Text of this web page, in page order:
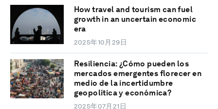
How travel and tourism can fuel
growth in an uncertain economic
era
2025年10月29日
Resiliencia: ¿Cómo pueden los
mercados emergentes florecer en
medio de la incertidumbre
geopolítica y económica?
2025年07月21日